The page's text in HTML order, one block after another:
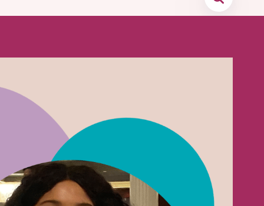
denous
soins psychosociaux sont-ils importants?